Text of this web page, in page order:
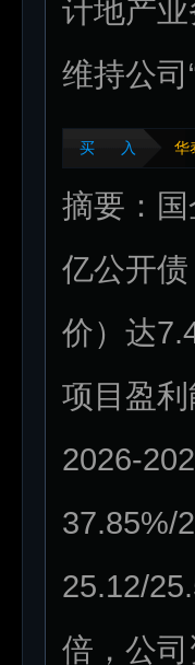
计地产
维持公司
买 入 华
摘要：
亿公开
价）达
项目盈
2026-
37.85%/
25.12/
倍，公